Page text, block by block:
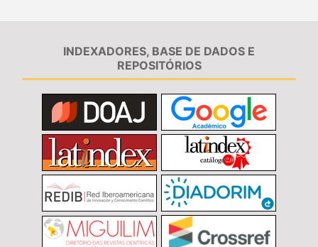
INDEXADORES, BASE DE DADOS E
REPOSITÓRIOS